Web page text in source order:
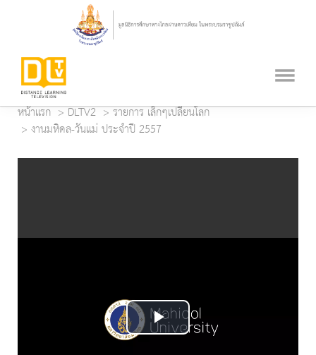
หน้าแรก DLTV2
รายการ เล็กๆเปลี่ยนโลก
งานมหิดล-วันแม่ ประจำปี 2557
Play